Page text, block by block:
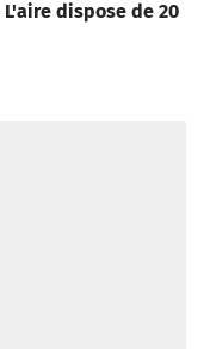
L'aire dispose de 20